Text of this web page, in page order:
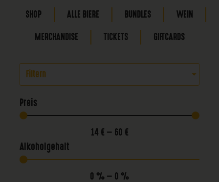
SHOP ALLE BIERE BUNDLES WEIN
MERCHANDISE TICKETS GIFTCARDS
Filtern
Preis
14 € — 60 €
Alkoholgehalt
0 % — 0 %